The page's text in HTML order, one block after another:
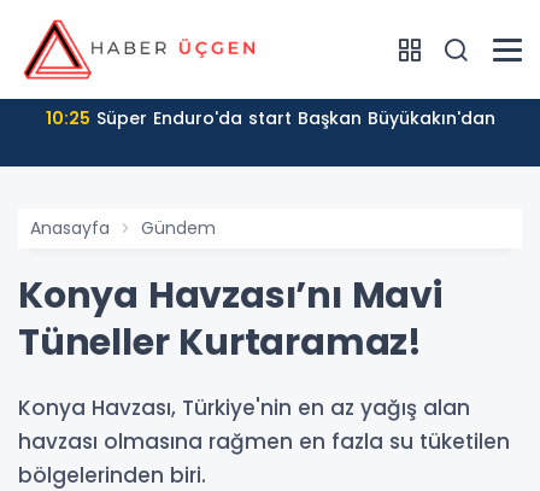
10:25 Süper Enduro'da start Başkan Büyükakın'dan
Anasayfa Gündem
Konya Havzası’nı Mavi
Tüneller Kurtaramaz!
Konya Havzası, Türkiye'nin en az yağış alan
havzası olmasına rağmen en fazla su tüketilen
bölgelerinden biri.